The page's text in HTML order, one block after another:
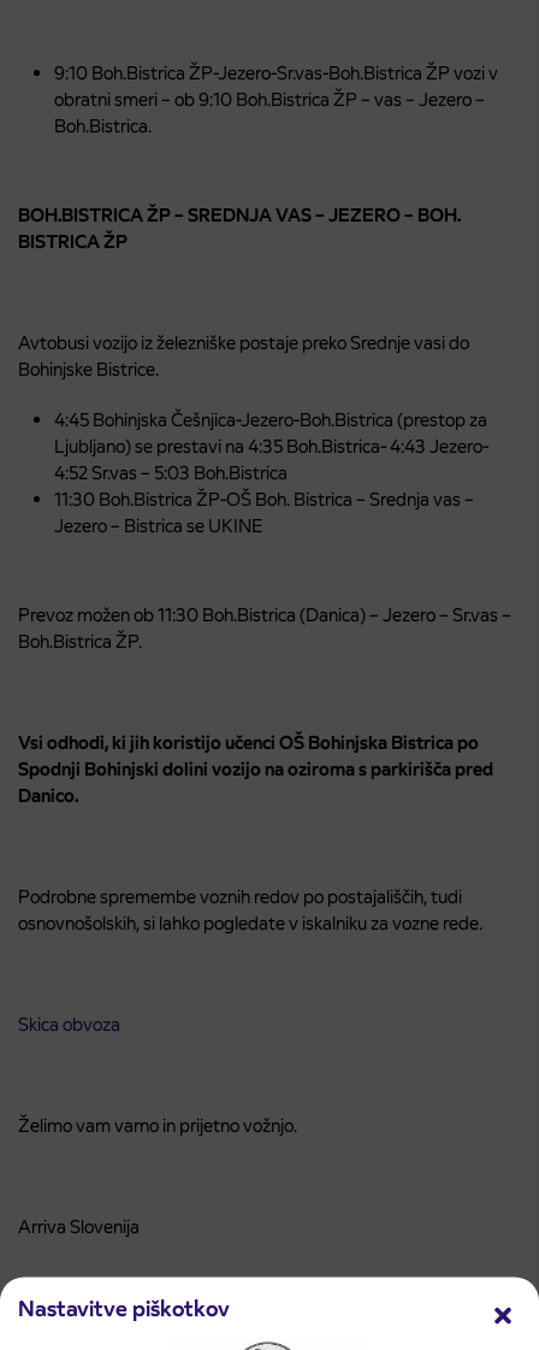
Nastavitve piškotkov
9:10 Boh.Bistrica ŽP-Jezero-Sr.vas-Boh.Bistrica ŽP vozi v
obratni smeri – ob 9:10 Boh.Bistrica ŽP – vas – Jezero –
Boh.Bistrica.
BOH.BISTRICA ŽP – SREDNJA VAS – JEZERO – BOH.
BISTRICA ŽP
Avtobusi vozijo iz železniške postaje preko Srednje vasi do
Bohinjske Bistrice.
4:45 Bohinjska Češnjica-Jezero-Boh.Bistrica (prestop za
Ljubljano) se prestavi na 4:35 Boh.Bistrica- 4:43 Jezero-
4:52 Sr.vas – 5:03 Boh.Bistrica
11:30 Boh.Bistrica ŽP-OŠ Boh. Bistrica – Srednja vas –
Jezero – Bistrica se UKINE
Prevoz možen ob 11:30 Boh.Bistrica (Danica) – Jezero – Sr.vas –
Boh.Bistrica ŽP.
Vsi odhodi, ki jih koristijo učenci OŠ Bohinjska Bistrica po
Spodnji Bohinjski dolini vozijo na oziroma s parkirišča pred
Danico.
Podrobne spremembe voznih redov po postajališčih, tudi
osnovnošolskih, si lahko pogledate v iskalniku za vozne rede.
Skica obvoza
Želimo vam varno in prijetno vožnjo.
Arriva Slovenija